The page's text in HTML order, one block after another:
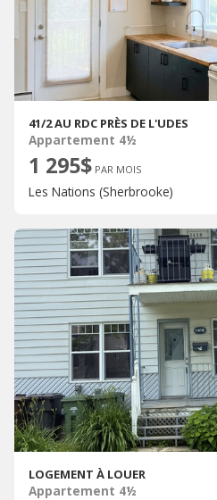
41/2 AU RDC PRÈS DE L'UDES
Appartement 4½
1 295$ PAR MOIS
Les Nations (Sherbrooke)
LOGEMENT À LOUER
Appartement 4½